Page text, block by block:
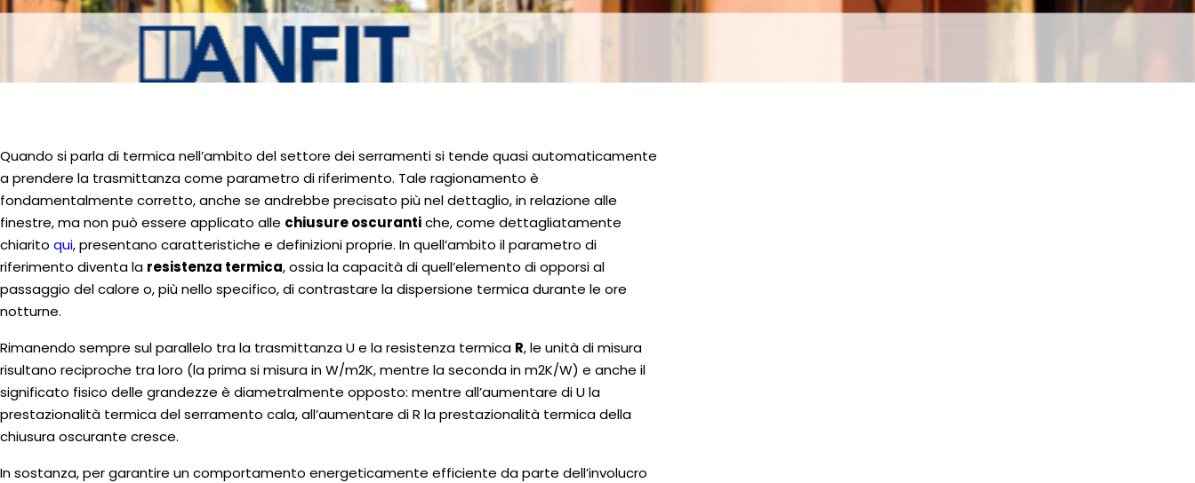
Quando si parla di termica nell’ambito del settore dei serramenti si tende quasi automaticamente
a prendere la trasmittanza come parametro di riferimento. Tale ragionamento è
fondamentalmente corretto, anche se andrebbe precisato più nel dettaglio, in relazione alle
finestre, ma non può essere applicato alle chiusure oscurantiche, come dettagliatamente
chiarito qui, presentano caratteristiche e definizioni proprie. In quell’ambito il parametro di
riferimento diventa la resistenza termica, ossia la capacità di quell’elemento di opporsi al
passaggio del calore o, più nello specifico, di contrastare la dispersione termica durante le ore
notturne.
Rimanendo sempre sul parallelo tra la trasmittanza U e la resistenza termica R, le unità di misura
risultano reciproche tra loro (la prima si misura in W/m2K, mentre la seconda in m2K/W) e anche il
significato fisico delle grandezze è diametralmente opposto: mentre all’aumentare di U la
prestazionalità termica del serramento cala, all’aumentare di R la prestazionalità termica della
chiusura oscurante cresce.
In sostanza, per garantire un comportamento energeticamente efficiente da parte dell’involucro